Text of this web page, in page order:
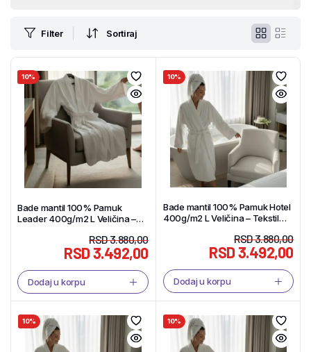
Filter Sortiraj
10%
Bade mantil 100% Pamuk
Leader 400g/m2 L Veličina –
RSD3.880,00
RSD3.492,00
Dodaj u korpu
10%
Bade mantil 100% Pamuk Hotel
400g/m2 L Veličina – Tekstil
RSD3.880,00
RSD3.492,00
Dodaj u korpu
10% 10%